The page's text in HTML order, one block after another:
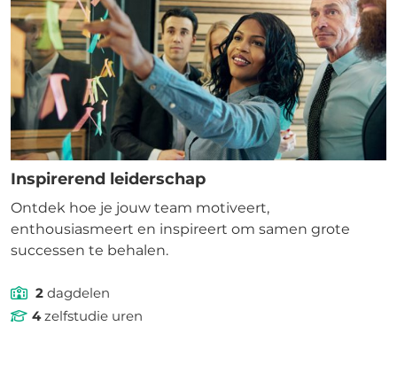
Inspirerend leiderschap
Ontdek hoe je jouw team motiveert,
enthousiasmeert en inspireert om samen grote
successen te behalen.
2 dagdelen
4zelfstudie uren